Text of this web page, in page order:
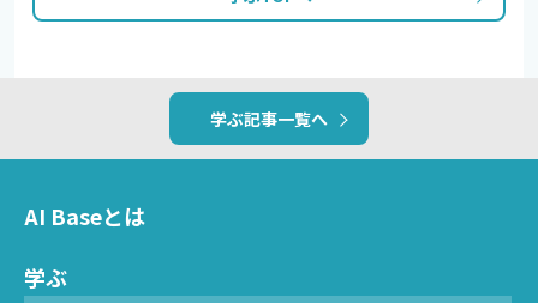
学ぶ記事一覧へ
AI Baseとは
学ぶ